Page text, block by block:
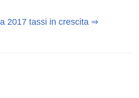
2017 tassi in crescita ⇒